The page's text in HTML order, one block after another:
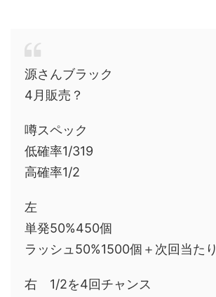
源さんブラック
4月販売？
噂スペック
低確率1/319
高確率1/2
左
単発50%450個
ラッシュ50%1500個＋次回当たり
右 1/2を4回チャンス